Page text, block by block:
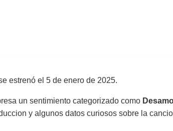
estrenó el 5 de enero de 2025.
un sentimiento categorizado como
y algunos datos curiosos sobre la